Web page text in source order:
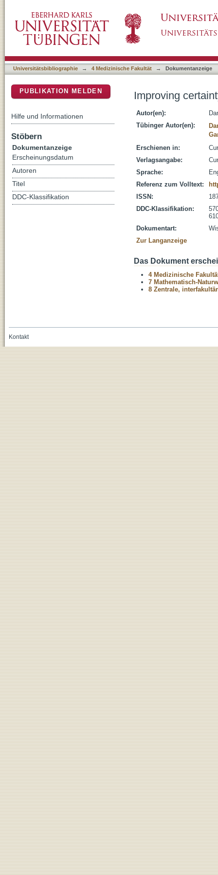
Universitätsbibliographie → 4 Medizinische Fakultät → Dokumentanzeige
Improving
Autor(en):
Tübinger Autor(en):
Erschienen in:
Verlagsangabe:
Sprache:
Referenz zum Volltext:
ISSN:
DDC-Klassifikation:
Dokumentart:
Zur Langanzeige
Das Dokument
4 Medizinische
7 Mathematisch-
8 Zentrale,
PUBLIKATION MELDEN
Hilfe und Informationen
Stöbern
Dokumentanzeige
Erscheinungsdatum
Autoren
Titel
DDC-Klassifikation
Kontakt